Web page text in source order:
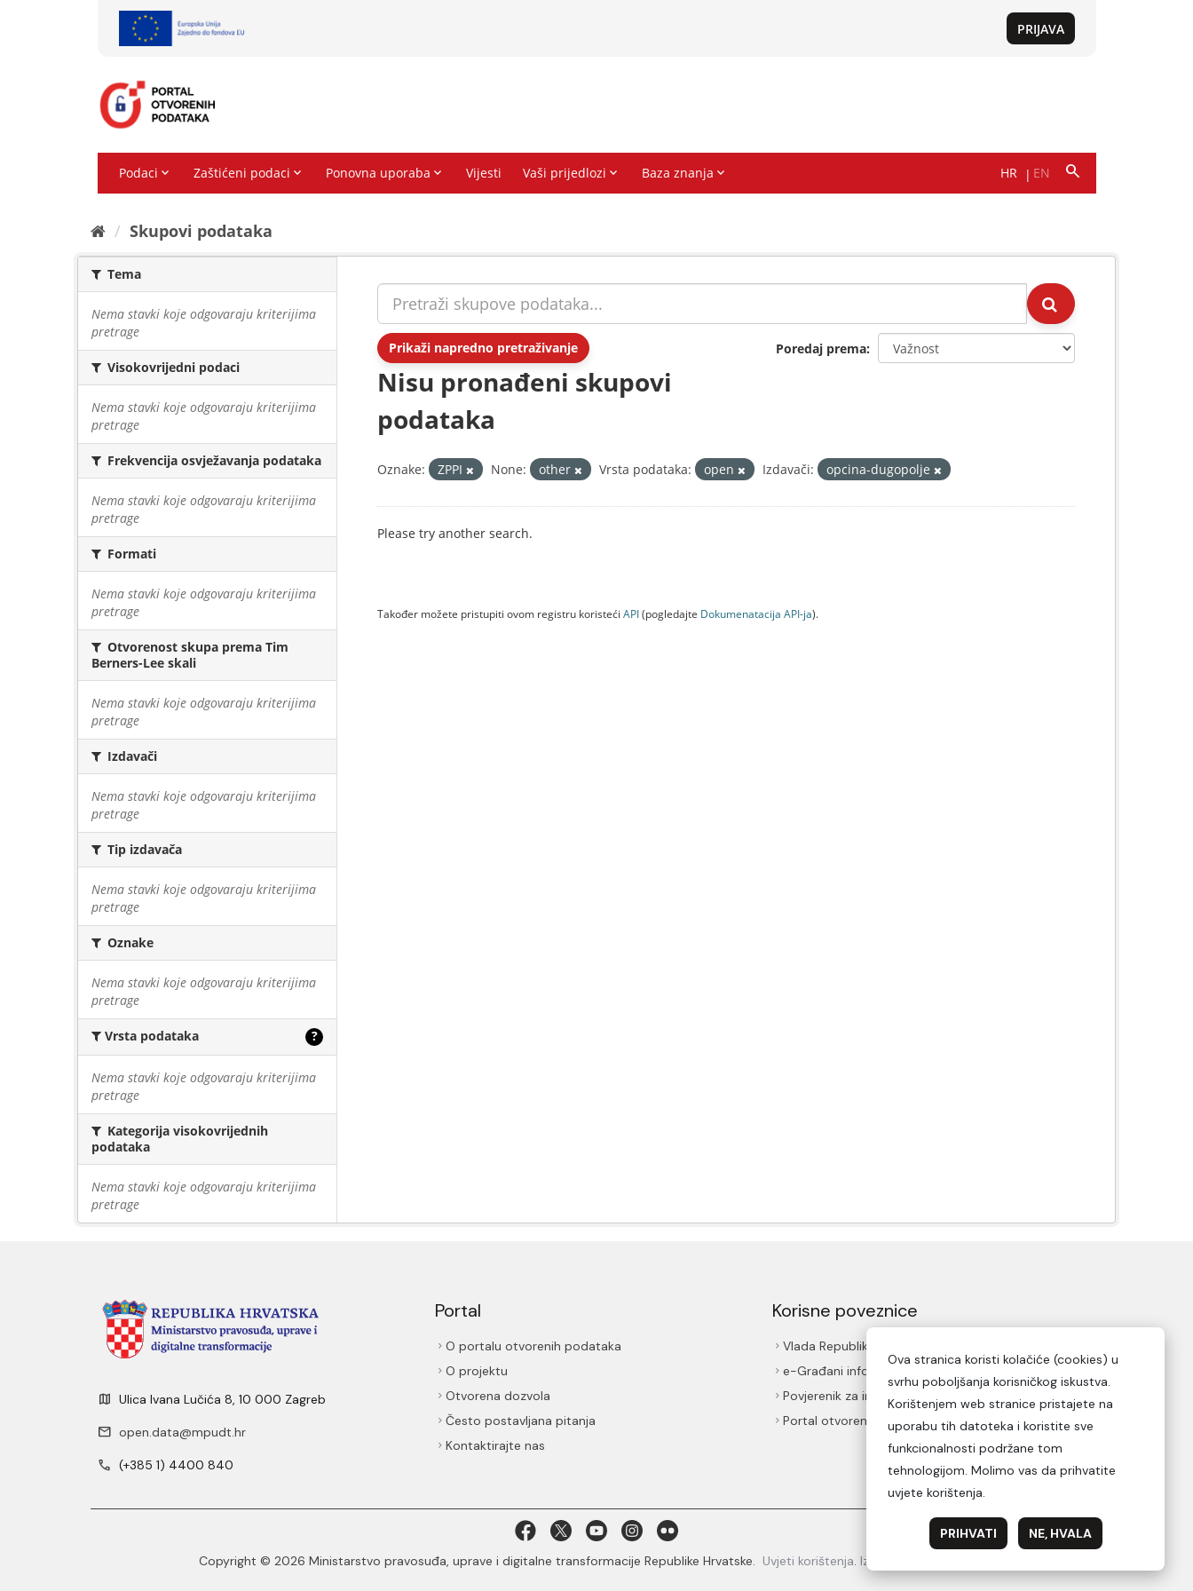
Skupovi podаtаkа
Tema
Nema stavki koje odgovaraju kriterijima
pretrage
Visokovrijedni podaci
Nema stavki koje odgovaraju kriterijima
pretrage
Frekvencija osvježavanja podataka
Nema stavki koje odgovaraju kriterijima
pretrage
Formati
Nema stavki koje odgovaraju kriterijima
pretrage
Otvorenost skupa prema Tim
Berners-Lee skali
Nema stavki koje odgovaraju kriterijima
pretrage
Izdavači
Nema stavki koje odgovaraju kriterijima
pretrage
Tip izdavača
Nema stavki koje odgovaraju kriterijima
pretrage
Oznake
Nema stavki koje odgovaraju kriterijima
pretrage
Vrsta podataka ?
Nema stavki koje odgovaraju kriterijima
pretrage
Kategorija visokovrijednih
podataka
Nema stavki koje odgovaraju kriterijima
pretrage
Prikaži napredno pretraživanje Poredaj prema
Nisu pronađeni skupovi
podataka
Oznake: ZPPI None: other Vrsta podataka: open Izdavači: opcina-dugopolje
Please try another search.
Također možete pristupiti ovom registru koristeći API(pogledajte Dokumenаtаcijа API-jа).